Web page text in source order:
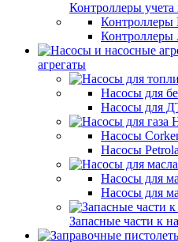
Контроллеры
Контроллеры
Контроллеры
агрегаты
Насосы для
Насосы для
Насосы
Насосы
Насосы для
Насосы для
Запасные части к